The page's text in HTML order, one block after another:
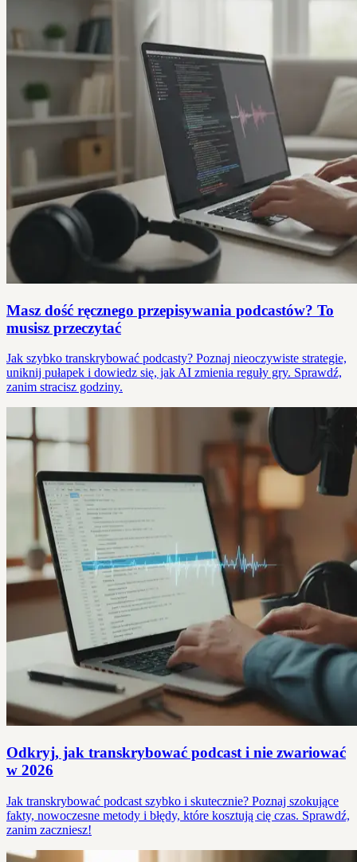
Masz dość ręcznego przepisywania podcastów? To
musisz przeczytać
Jak szybko transkrybować podcasty? Poznaj nieoczywiste strategie,
uniknij pułapek i dowiedz się, jak AI zmienia reguły gry. Sprawdź,
zanim stracisz godziny.
Odkryj, jak transkrybować podcast i nie zwariować
w 2026
Jak transkrybować podcast szybko i skutecznie? Poznaj szokujące
fakty, nowoczesne metody i błędy, które kosztują cię czas. Sprawdź,
zanim zaczniesz!